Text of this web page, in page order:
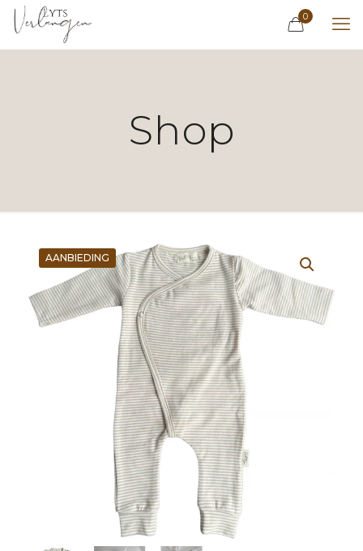
0
Shop
AANBIEDING